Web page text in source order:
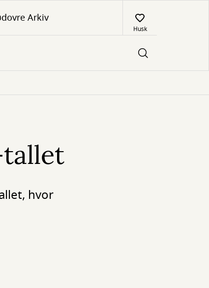
Arkiv
Husk
hvor